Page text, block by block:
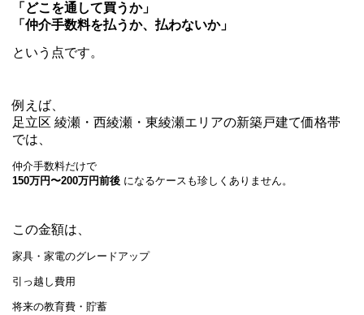
「どこを通して買うか」
「仲介手数料を払うか、払わないか」
という点です。
例えば、
足立区 綾瀬・西綾瀬・東綾瀬エリアの新築戸建て価格帯
では、
仲介手数料だけで
150万円〜200万円前後 になるケースも珍しくありません。
この金額は、
家具・家電のグレードアップ
引っ越し費用
将来の教育費・貯蓄